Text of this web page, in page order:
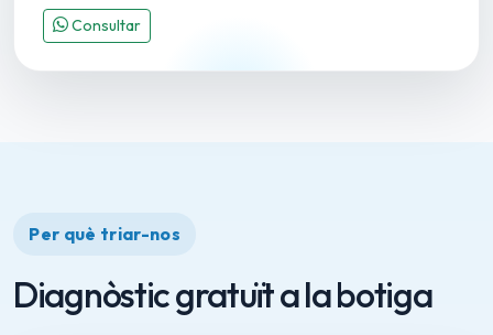
Consultar
Per què triar-nos
Diagnòstic gratuït a la botiga